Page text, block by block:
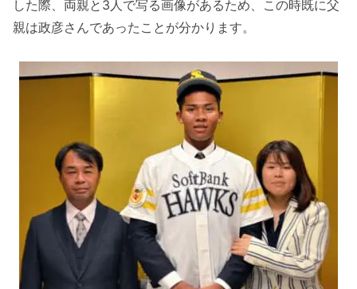
した際、両親と3人で写る画像があるため、この時既に父
親は政彦さんであったことが分かります。